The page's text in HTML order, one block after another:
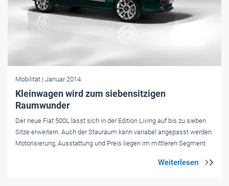
Mobilität | Januar 2014
Kleinwagen wird zum siebensitzigen
Raumwunder
Der neue Fiat 500L lässt sich in der Edition Living auf bis zu sieben
Sitze erweitern. Auch der Stauraum kann variabel angepasst werden.
Motorisierung, Ausstattung und Preis liegen im mittleren Segment.